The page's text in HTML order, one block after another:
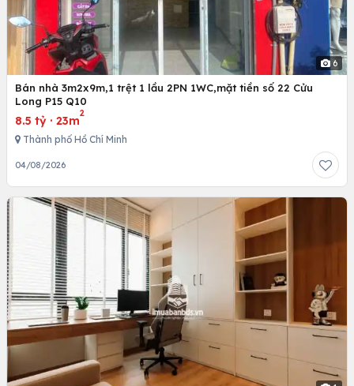
6
Bán nhà 3m2x9m,1 trệt 1 lầu 2PN 1WC,mặt tiền số 22 Cửu
Long P15 Q10
8.5 tỷ · 23m
2
Thành phố Hồ Chí Minh
04/08/2026